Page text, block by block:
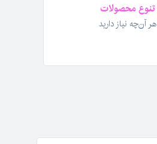
تنوع محصولات
هر آن‌چه نیاز دارید